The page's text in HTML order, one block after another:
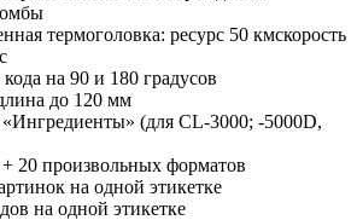
термоголовка: ресурс 50 кмскорость
на 90 и 180 градусов
до 120 мм
(для CL-3000; -5000D,
20 произвольных форматов
на одной этикетке
на одной этикетке